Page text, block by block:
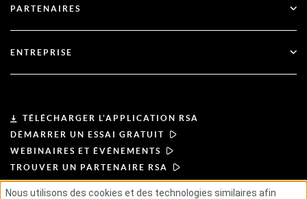
Services financiers
Documentation
Soutien à la clientèle
PARTENAIRES
Devenir partenaire
ENTREPRISE
Leadership
Actualités et presse
Ressources
TÉLÉCHARGER L'APPLICATION RSA
DÉMARRER UN ESSAI GRATUIT
WEBINAIRES ET ÉVÉNEMENTS
TROUVER UN PARTENAIRE RSA
Nous utilisons des cookies et des technologies similaires afin